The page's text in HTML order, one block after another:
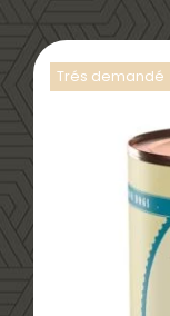
Trés demandé